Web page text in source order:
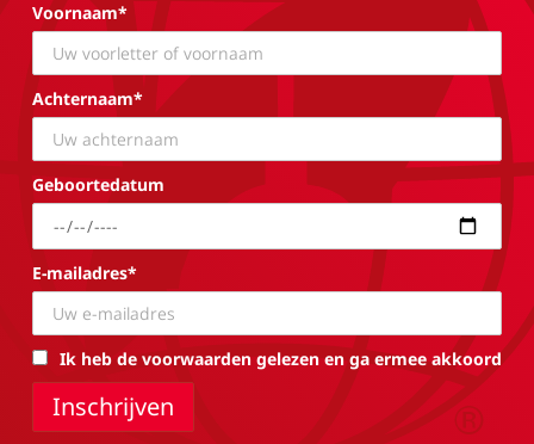
Voornaam*
Achternaam*
Geboortedatum
E-mailadres*
Ik heb de voorwaarden gelezen en ga ermee akkoord